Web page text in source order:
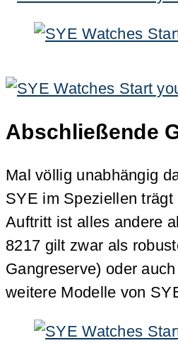
Abschließende
Mal völlig unabhängig
SYE im Speziellen
Auftritt ist alles andere
8217 gilt zwar als
Gangreserve) oder
weitere Modelle von